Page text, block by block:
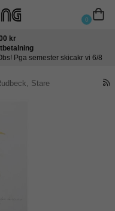
0
kr
Pga semester skicakr vi 6/8
Stare